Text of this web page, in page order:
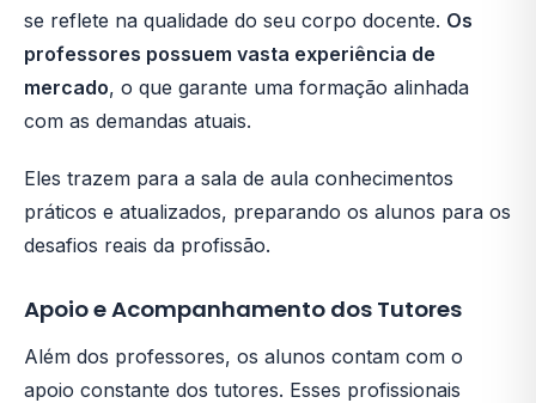
se reflete na qualidade do seu corpo docente. Os
professores possuem vasta experiência de
mercado, o que garante uma formação alinhada
com as demandas atuais.
Eles trazem para a sala de aula conhecimentos
práticos e atualizados, preparando os alunos para os
desafios reais da profissão.
Apoio e Acompanhamento dos Tutores
Além dos professores, os alunos contam com o
apoio constante dos tutores. Esses profissionais